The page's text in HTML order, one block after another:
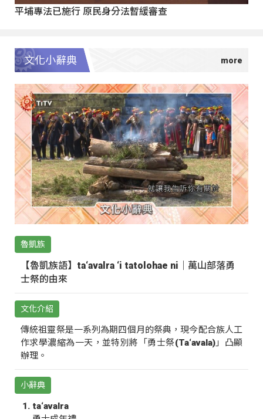
平埔專法已施行 原民身分法暫緩審查
文化小辭典
魯凱族
【魯凱族語】ta‘avalra ‘i tatolohae ni｜萬山部落勇
士祭的由來
文化介紹
傳統祖靈祭是一系列為期四個月的祭典，現今配合族人工
作求學濃縮為一天，並特別將「勇士祭(Ta‘avala)」凸顯
辦理。
小辭典
ta‘avalra